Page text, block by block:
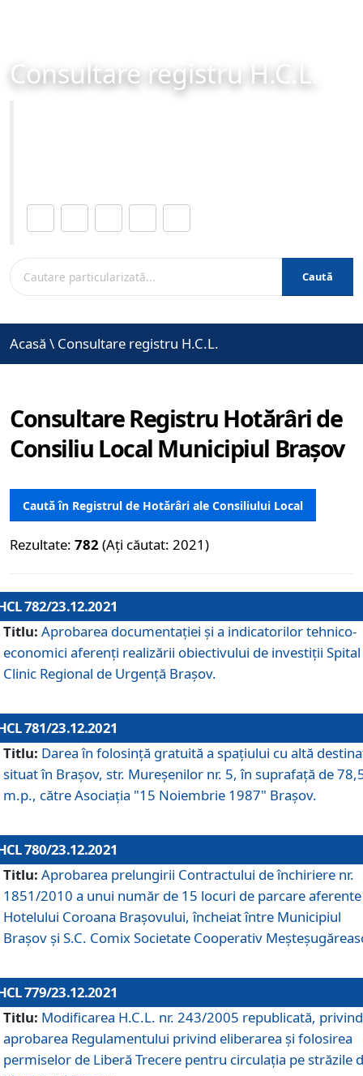
Consultare registru H.C.L.
Caută
Acasă \ Consultare registru H.C.L.
Consultare Registru Hotărâri de
Consiliu Local Municipiul Brașov
Caută în Registrul de Hotărâri ale Consiliului Local
Rezultate: 782 (Ați căutat: 2021)
782/23.12.2021
Titlu: Aprobarea documentației și a indicatorilor tehnico-
economici aferenți realizării obiectivului de investiții Spital
Clinic Regional de Urgență Brașov.
781/23.12.2021
Titlu: Darea în folosinţă gratuită a spaţiului cu altă
situat în Braşov, str. Mureşenilor nr. 5, în suprafaţă de
m.p., către Asociaţia "15 Noiembrie 1987" Braşov.
780/23.12.2021
Titlu: Aprobarea prelungirii Contractului de închiriere nr.
1851/2010 a unui număr de 15 locuri de parcare aferente
Hotelului Coroana Brașovului, încheiat între Municipiul
Braşov şi S.C. Comix Societate Cooperativ
779/23.12.2021
Titlu: Modificarea H.C.L. nr. 243/2005 republicată, privind
aprobarea Regulamentului privind eliberarea şi folosirea
permiselor de Liberă Trecere pentru circulația pe străzile